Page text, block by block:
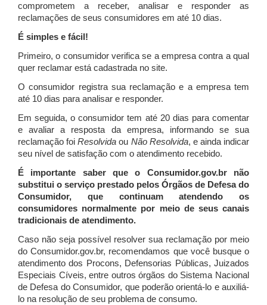
comprometem a receber, analisar e responder as
reclamações de seus consumidores em até 10 dias.
É simples e fácil!
Primeiro, o consumidor verifica se a empresa contra a qual
quer reclamar está cadastrada no site.
O consumidor registra sua reclamação e a empresa tem
até 10 dias para analisar e responder.
Em seguida, o consumidor tem até 20 dias para comentar
e avaliar a resposta da empresa, informando se sua
reclamação foiResolvida ou Não Resolvida, e ainda indicar
seu nível de satisfação com o atendimento recebido.
É importante saber que o Consumidor.gov.br não
substitui o serviço prestado pelos Órgãos de Defesa do
Consumidor, que continuam atendendo os
consumidores normalmente por meio de seus canais
tradicionais de atendimento.
Caso não seja possível resolver sua reclamação por meio
do Consumidor.gov.br, recomendamos que você busque o
atendimento dos Procons, Defensorias Públicas, Juizados
Especiais Cíveis, entre outros órgãos do Sistema Nacional
de Defesa do Consumidor, que poderão orientá-lo e auxiliá-
lo na resolução de seu problema de consumo.